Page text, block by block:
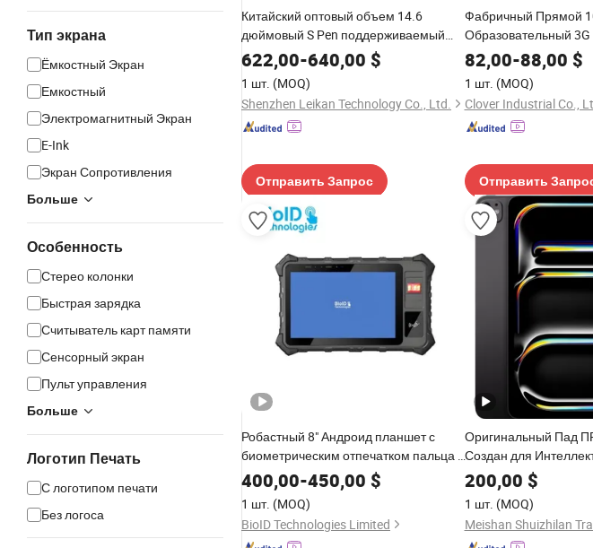
Тип экрана
Ёмкостный Экран
Емкостный
Электромагнитный Экран
E-Ink
Экран Сопротивления
Больше
Особенность
Стерео колонки
Быстрая зарядка
Считыватель карт памяти
Сенсорный экран
Пульт управления
Больше
Логотип Печать
С логотипом печати
Без логоса
Китайский оптовый объем 14.6
дюймовый S Pen поддерживаемый
ультратонкий 5.1mm Таб S11
ультратаблет
622,00-640,00 $
1 шт. (MOQ)
Shenzhen Leikan Technology Co., Ltd.
Отправить Запрос
Фабричный Прямой
Образовательный
Ультратонкий
для Студента
82,00-88,00 $
1 шт. (MOQ)
Clover Industrial Co.,
Отправить
Робастный 8" Андроид планшет с
биометрическим отпечатком пальца и
RFID считывателем
400,00-450,00 $
1 шт. (MOQ)
BioID Technologies Limited
Оригинальный Пад
Создан для
Xdr Дисплей Wi-Fi 6e
ПК
200,00 $
1 шт. (MOQ)
Meishan Shuizhilan